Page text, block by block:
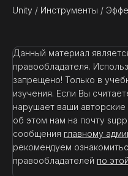
Unity / Инструменты /
Данный материал
правообладателя.
запрещено! Только в
изучения. Если Вы
нарушает ваши
об этом нам на почту
сообщения главному
рекомендуем
правообладателей по